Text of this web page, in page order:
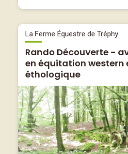
La Ferme Équestre de Tréphy
Rando Découverte -
en équitation western
éthologique